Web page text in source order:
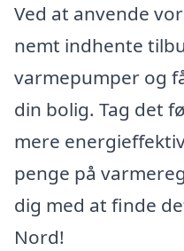
Ved at anvende
nemt indhente
varmepumper og
din bolig. Tag det
mere
penge på
dig med at finde
Nord!